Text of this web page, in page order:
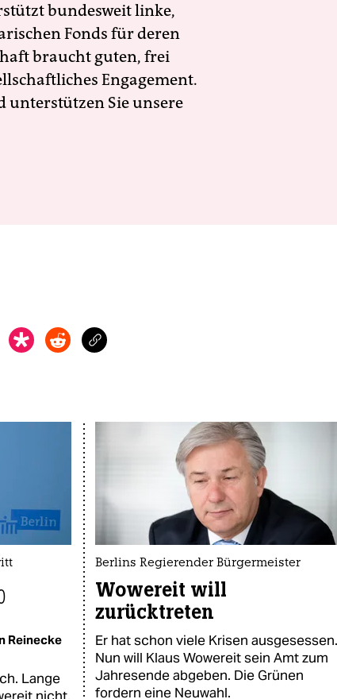
bundesweit linke,
Fonds für deren
braucht guten, frei
Engagement.
unterstützen Sie unsere
Reinecke
Lange
Berlins Regierender Bürgermeister
Wowereit will
zurücktreten
Er hat schon viele Krisen ausgesessen.
Nun will Klaus Wowereit sein Amt zum
Jahresende abgeben. Die Grünen
fordern eine Neuwahl.